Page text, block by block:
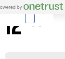
12 €95
Consent